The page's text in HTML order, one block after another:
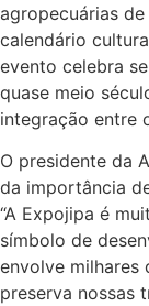
agropecuárias
calendário
evento celebra
quase meio
integração entre
O presidente da
da importância
“A Expojipa é
símbolo de
envolve milhares
preserva nossas